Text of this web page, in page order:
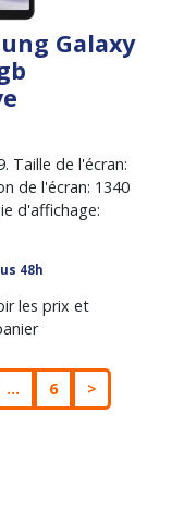
Galaxy
Taille de l'écran:
de l'écran: 1340
d'affichage:
48h
les prix et
... 6 >